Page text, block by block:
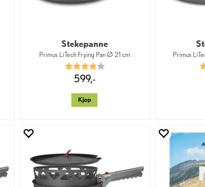
Stekepanne
Primus LiTech Frying Pan Ø 21 cm
Karakter: 4.0 av 5 mulige
599,-
Kjøp
Primus